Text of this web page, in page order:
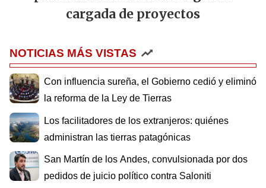
cargada de proyectos
NOTICIAS MÁS VISTAS
Con influencia sureña, el Gobierno cedió y eliminó
la reforma de la Ley de Tierras
Los facilitadores de los extranjeros: quiénes
administran las tierras patagónicas
San Martín de los Andes, convulsionada por dos
pedidos de juicio político contra Saloniti